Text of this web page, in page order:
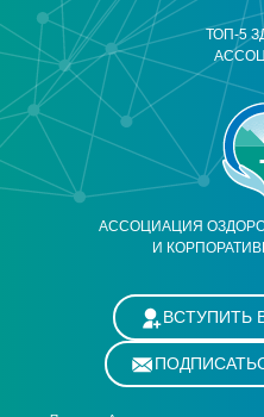
АССОЦИАЦИЯ
И
ТОП-5
ВСТУПИТЬ